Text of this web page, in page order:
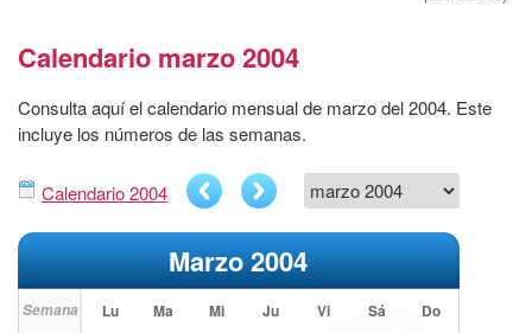
Calendario marzo 2004
Consulta aquí el calendario mensual de marzo del 2004. Este
incluye los números de las semanas.
Calendario 2004
Marzo 2004
Semana Lu Ma Mi Ju Vi Sá Do